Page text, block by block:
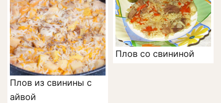
Плов из свинины с
айвой
Плов со свининой